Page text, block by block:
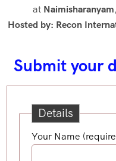
at Naimisharanyam
Hosted by: Recon
Submit your
Details
Your Name